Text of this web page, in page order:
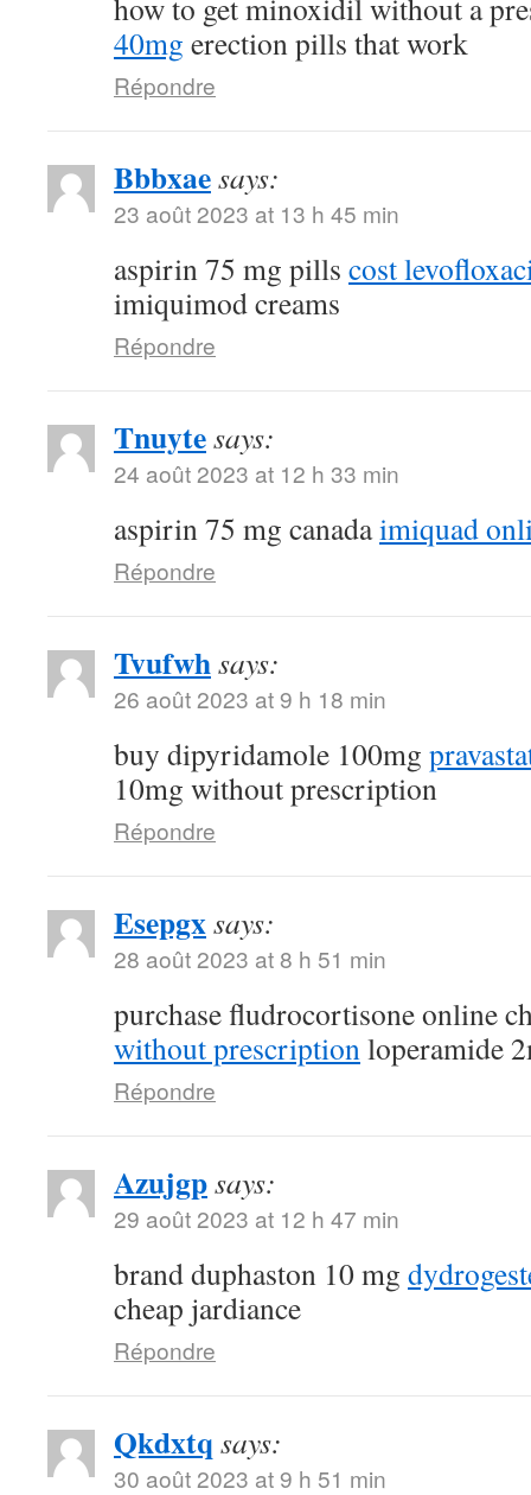
how to get minoxidil without a
40mg erection pills that work
Répondre
Bbbxaesays:
23 août 2023 at 13 h 45 min
aspirin 75 mg pills cost
imiquimod creams
Répondre
Tnuytesays:
24 août 2023 at 12 h 33 min
aspirin 75 mg canadaimiquad
Répondre
Tvufwhsays:
26 août 2023 at 9 h 18 min
buy dipyridamole 100mg
10mg without prescription
Répondre
Esepgxsays:
28 août 2023 at 8 h 51 min
purchase fludrocortisone online
without prescriptionloperamide
Répondre
Azujgpsays:
29 août 2023 at 12 h 47 min
brand duphaston 10 mg
cheap jardiance
Répondre
Qkdxtq says:
30 août 2023 at 9 h 51 min